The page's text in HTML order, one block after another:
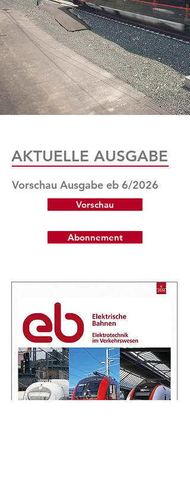
AKTUELLE AUSGABE
Vorschau Ausgabe eb 6/2026
Vorschau
Abonnement